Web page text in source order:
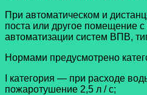
При автоматическом и
поста или другое помещение
автоматизации систем ВПВ,
Нормами предусмотрено
I категория — при расходе
пожаротушение 2,5 л / с;